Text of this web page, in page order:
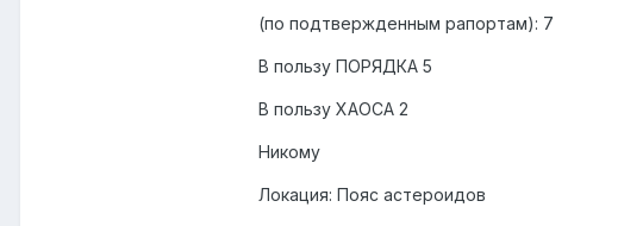
(по подтвержденным рапортам): 7
В пользу ПОРЯДКА 5
В пользу ХАОСА 2
Никому
Локация: Пояс астероидов